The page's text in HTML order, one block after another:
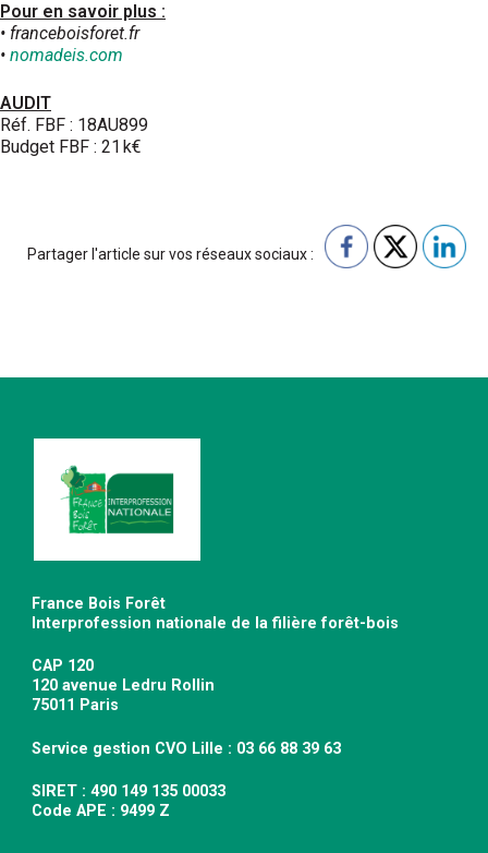
Pour en savoir plus :
• franceboisforet.fr
• nomadeis.com
AUDIT
Réf. FBF : 18AU899
Budget FBF : 21 k€
Partager l'article sur vos réseaux sociaux :
France Bois Forêt
Interprofession nationale de la filière forêt-bois
CAP 120
120 avenue Ledru Rollin
75011 Paris
Service gestion CVO Lille : 03 66 88 39 63
SIRET : 490 149 135 00033
Code APE : 9499 Z